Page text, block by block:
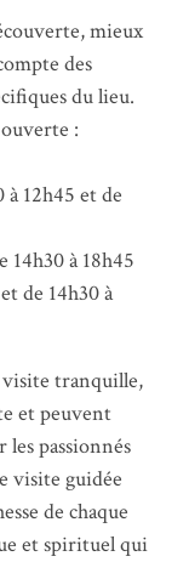
mieux
des
du lieu.
:
à 12h45 et de
14h30 à 18h45
de 14h30 à
visite tranquille,
et peuvent
les passionnés
visite guidée
de chaque
et spirituel qui